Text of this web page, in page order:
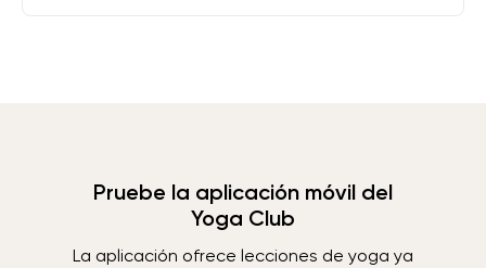
Pruebe la aplicación móvil del
Yoga Club
La aplicación ofrece lecciones de yoga ya